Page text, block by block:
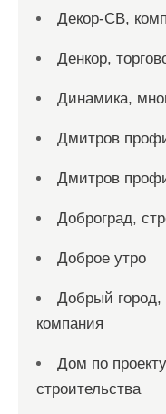
Декор-СВ,
Денкор,
Динамика,
Дмитров
Дмитров
Доброград,
Доброе утро
Добрый город,
компания
Дом по
строительства